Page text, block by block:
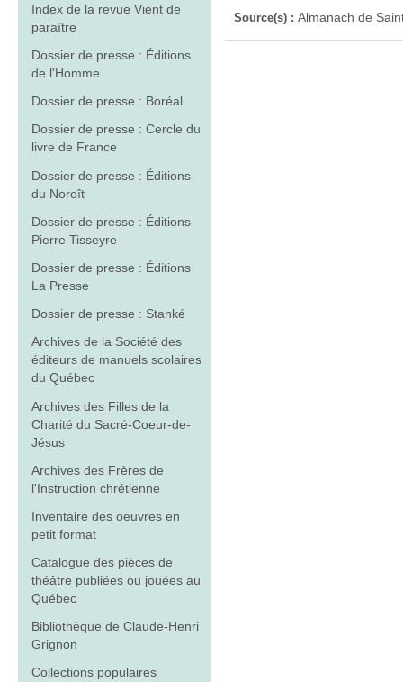
Index de la revue Vient de
paraître
Dossier de presse : Éditions
de l'Homme
Dossier de presse : Boréal
Dossier de presse : Cercle du
livre de France
Dossier de presse : Éditions
du Noroît
Dossier de presse : Éditions
Pierre Tisseyre
Dossier de presse : Éditions
La Presse
Dossier de presse : Stanké
Archives de la Société des
éditeurs de manuels scolaires
du Québec
Archives des Filles de la
Charité du Sacré-Coeur-de-
Jésus
Archives des Frères de
l'Instruction chrétienne
Inventaire des oeuvres en
petit format
Catalogue des pièces de
théâtre publiées ou jouées au
Québec
Bibliothèque de Claude-Henri
Grignon
Collections populaires
Source(s) : Almanach de